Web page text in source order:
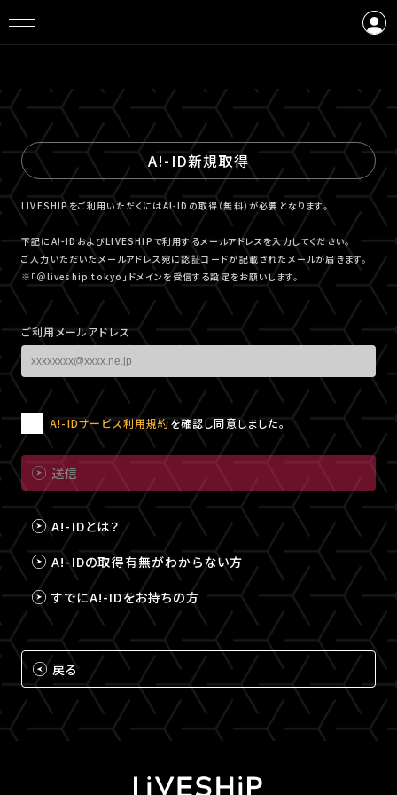
A!-ID新規取得
LIVESHIPをご利用いただくにはA!-IDの取得（無料）が必要となります。
下記にA!-IDおよびLIVESHIPで利用するメールアドレスを入力してください。
ご入力いただいたメールアドレス宛に認証コードが記載されたメールが届きます。
※「＠liveship.tokyo」ドメインを受信する設定をお願いします。
ご利用メールアドレス
A!-IDサービス利用規約を確認し同意しました。
送信
A!-IDとは？
A!-IDの取得有無がわからない方
すでにA!-IDをお持ちの方
戻る